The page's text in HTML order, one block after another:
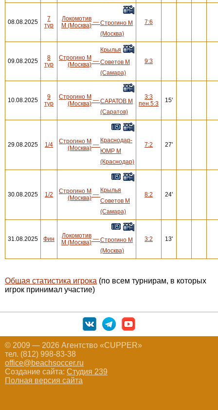
08.08.2025
7
тур
Локомотив
М (Москва) — Строгино М
(Москва)
7:6
09.08.2025
8
тур
Строгино М
(Москва) —
Крылья
Советов М
(Самара)
9:3
10.08.2025
9
тур
Строгино М
(Москва) — САРАТОВ М
(Саратов)
3:3
пен.5:3
15'
29.08.2025 1/4
Строгино М
(Москва) —
Краснодар-
ЮМР М
(Краснодар)
7:2 27'
30.08.2025 1/2
Строгино М
(Москва) —
Крылья
Советов М
(Самара)
8:2 24'
31.08.2025 Фин
Локомотив
М (Москва) — Строгино М
(Москва)
3:2 13'
Общая статистика игрока (по всем турнирам, в которых
игрок принимал участие)
© 2009 — 2026 Агентство «CUPPER»
тел. (812) 998-83-38
office@beachsoccer.ru
Создание сайта: Студия 239
Полная версия сайта